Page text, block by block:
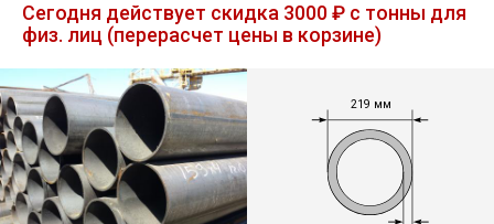
Уголок
Балка
Сегодня действует скидка 3000 ₽ с тонны для
физ. лиц (перерасчет цены в корзине)
219 мм